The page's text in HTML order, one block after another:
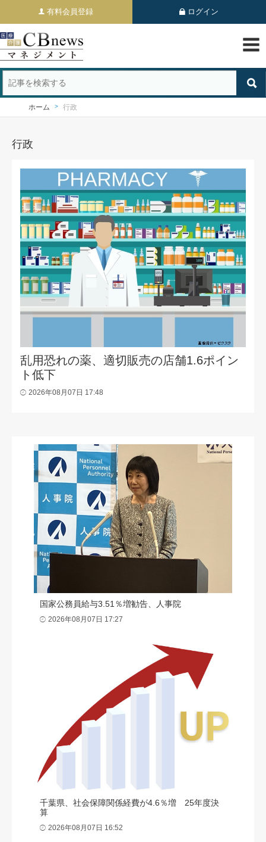
有料会員登録 ログイン
ホーム 行政
行政
乱用恐れの薬、適切販売の店舗1.6ポイン
ト低下
2026年08月07日 17:48
国家公務員給与3.51％増勧告、人事院
2026年08月07日 17:27
千葉県、社会保障関係経費が4.6％増 25年度決
算
2026年08月07日 16:52